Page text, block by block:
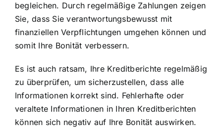
begleichen. Durch regelmäßige Zahlungen zeigen
Sie, dass Sie verantwortungsbewusst mit
finanziellen Verpflichtungen umgehen können und
somit Ihre Bonität verbessern.
Es ist auch ratsam, Ihre Kreditberichte regelmäßig
zu überprüfen, um sicherzustellen, dass alle
Informationen korrekt sind. Fehlerhafte oder
veraltete Informationen in Ihren Kreditberichten
können sich negativ auf Ihre Bonität auswirken.